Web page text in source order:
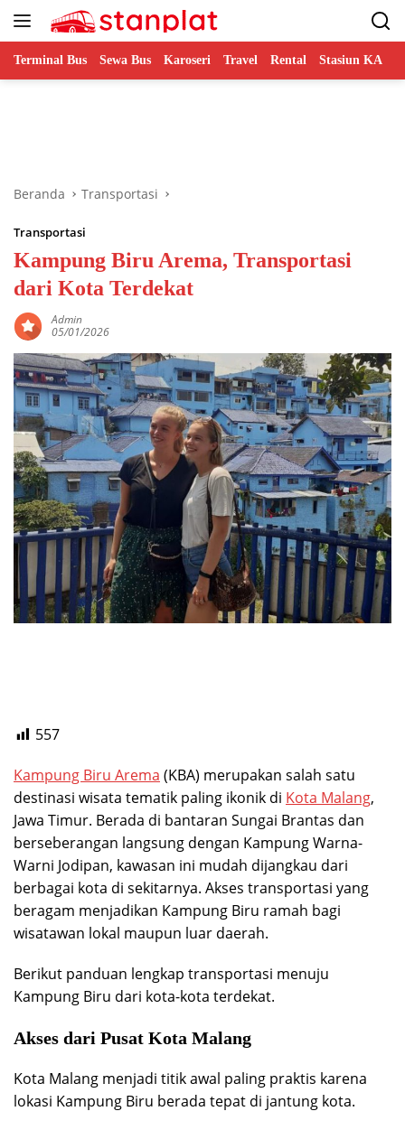
Terminal Bus Sewa Bus Karoseri Travel Rental Stasiun KA
Beranda Transportasi
Transportasi
Kampung Biru Arema, Transportasi
dari Kota Terdekat
Admin
05/01/2026
557
Kampung Biru Arema (KBA) merupakan salah satu
destinasi wisata tematik paling ikonik di Kota Malang,
Jawa Timur. Berada di bantaran Sungai Brantas dan
berseberangan langsung dengan Kampung Warna-
Warni Jodipan, kawasan ini mudah dijangkau dari
berbagai kota di sekitarnya. Akses transportasi yang
beragam menjadikan Kampung Biru ramah bagi
wisatawan lokal maupun luar daerah.
Berikut panduan lengkap transportasi menuju
Kampung Biru dari kota-kota terdekat.
Akses dari Pusat Kota Malang
Kota Malang menjadi titik awal paling praktis karena
lokasi Kampung Biru berada tepat di jantung kota.